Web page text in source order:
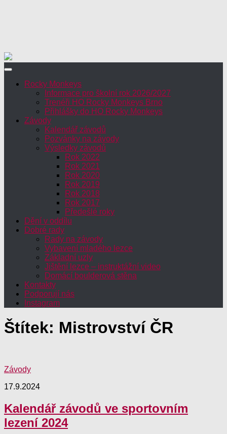
Rocky Monkeys
Informace pro školní rok 2026/2027
Trenéři HO Rocky Monkeys Brno
Přihlášky do HO Rocky Monkeys
Závody
Kalendář závodů
Pozvánky na závody
Výsledky závodů
Rok 2022
Rok 2021
Rok 2020
Rok 2019
Rok 2018
Rok 2017
Předešlé roky
Dění v oddílu
Dobré rady
Rady na závody
Vybavení mladého lezce
Základní uzly
Jištění lezce – instruktážní video
Domácí boulderová stěna
Kontakty
Podporují nás
Instagram
Štítek: Mistrovství ČR
Závody
17.9.2024
Kalendář závodů ve sportovním
lezení 2024